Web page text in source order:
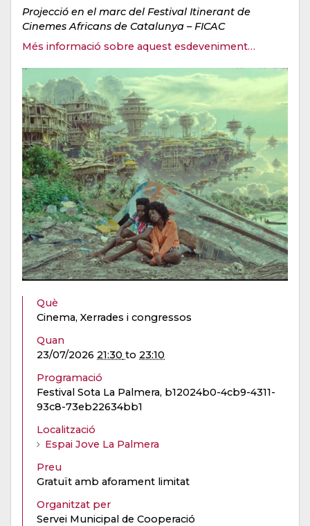
Projecció en el marc del Festival Itinerant de
Cinemes Africans de Catalunya – FICAC
Més informació sobre aquest esdeveniment…
Què
Cinema, Xerrades i congressos
Quan
23/07/2026 21:30 to 23:10
Programació
Festival Sota La Palmera, b12024b0-4cb9-4311-
93c8-73eb22634bb1
Localització
Espai Jove La Palmera
Preu
Gratuït amb aforament limitat
Organitzat per
Servei Municipal de Cooperació